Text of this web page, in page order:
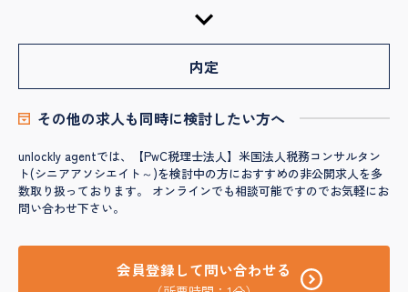
内定
その他の求人も同時に検討したい方へ
unlockly agentでは、【PwC税理士法人】米国法人税務コンサルタン
ト(シニアアソシエイト～)を検討中の方におすすめの非公開求人を多
数取り扱っております。 オンラインでも相談可能ですのでお気軽にお
問い合わせ下さい。
会員登録して問い合わせる